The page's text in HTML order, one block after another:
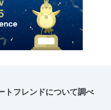
トフレンドについて調べ